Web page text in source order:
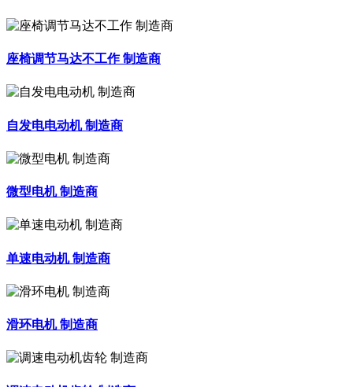
座椅调节马达不工作 制造商
自发电电动机 制造商
微型电机 制造商
单速电动机 制造商
滑环电机 制造商